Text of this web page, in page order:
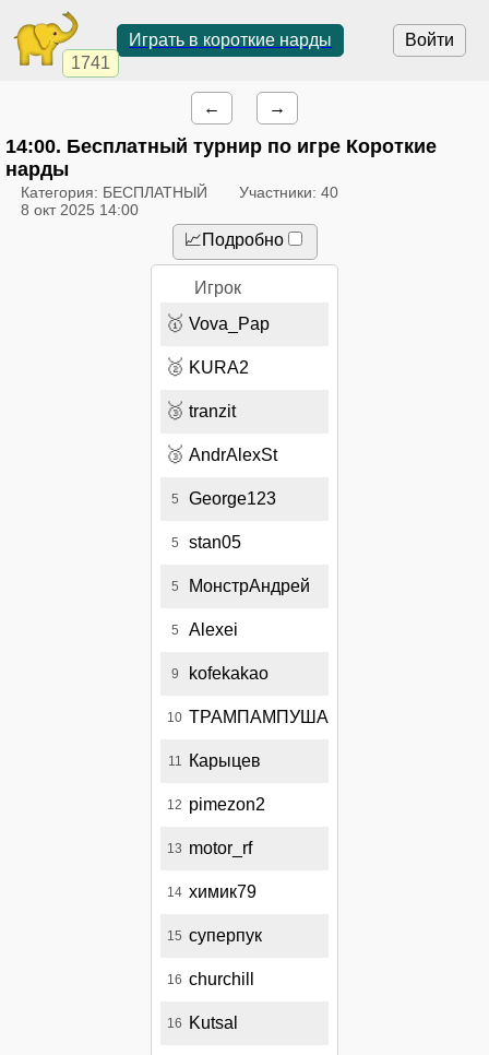
1741
Войти
Играть в короткие нарды
← →
14:00. Бесплатный турнир по игре Короткие
нарды
Категория: БЕСПЛАТНЫЙ
Участники: 40
8 окт 2025 14:00
📈Подробно
Игрок
🥇 Vova_Pap
🥈 KURA2
🥉 tranzit
🥉 AndrAlexSt
5 George123
5 stan05
5 МонстрАндрей
5 Alexei
9 kofekakao
10 ТРАМПАМПУША
11 Карыцев
12 pimezon2
13 motor_rf
14 химик79
15 суперпук
16 churchill
16 Kutsal